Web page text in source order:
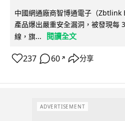
中國網通廠商智博通電子（
產品爆出嚴重安全漏洞，被發現每
線，旗...
閱讀全文
237 60 ↗ 分享
ADVERTISEMENT